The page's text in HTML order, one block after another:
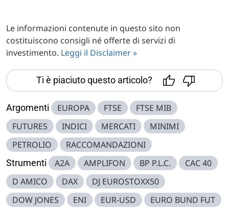
Le informazioni contenute in questo sito non
costituiscono consigli né offerte di servizi di
investimento. Leggi il Disclaimer »
Ti è piaciuto questo articolo?
Argomenti EUROPA FTSE
FTSE MIB
FUTURES
INDICI MERCATI
MINIMI
PETROLIO
RACCOMANDAZIONI
Strumenti A2A AMPLIFON BP P.L.C.
CAC 40
D AMICO
DAX
DJ EUROSTOXX50
DOW JONES
ENI EUR-USD EURO BUND FUT